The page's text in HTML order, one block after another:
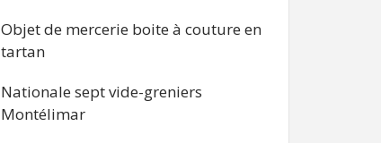
Objet de mercerie boite à couture en
tartan
Nationale sept vide-greniers
Montélimar